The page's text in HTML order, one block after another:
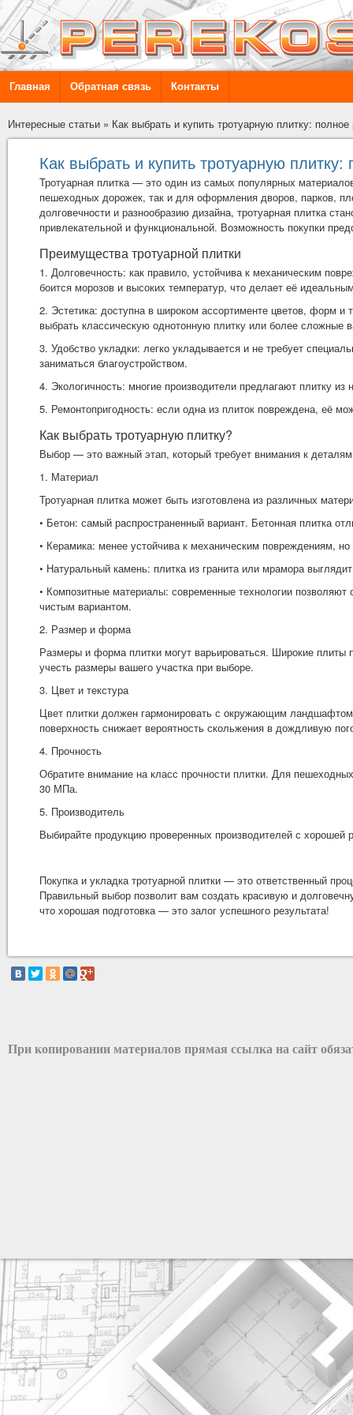
Главная Обратная связь Контакты
Интересные статьи » Как выбрать и купить тротуарную плитку: полное
Как выбрать и купить тротуарную плитку:
Тротуарная плитка — это один из самых популярных
пешеходных дорожек, так и для оформления дворов, парков,
долговечности и разнообразию дизайна, тротуарная плитка
привлекательной и функциональной. Возможность покупки
Преимущества тротуарной плитки
1. Долговечность: как правило, устойчива к механическим
боится морозов и высоких температур, что делает её
2. Эстетика: доступна в широком ассортименте цветов, форм и
выбрать классическую однотонную плитку или более сложные
3. Удобство укладки: легко укладывается и не требует
заниматься благоустройством.
4. Экологичность: многие производители предлагают плитку
5. Ремонтопригодность: если одна из плиток повреждена, её
Как выбрать тротуарную плитку?
Выбор — это важный этап, который требует внимания к
1. Материал
Тротуарная плитка может быть изготовлена из различных
• Бетон: самый распространенный вариант. Бетонная плитка
• Керамика: менее устойчива к механическим повреждениям,
• Натуральный камень: плитка из гранита или мрамора
• Композитные материалы: современные технологии позволяют
чистым вариантом.
2. Размер и форма
Размеры и форма плитки могут варьироваться. Широкие
учесть размеры вашего участка при выборе.
3. Цвет и текстура
Цвет плитки должен гармонировать с окружающим
поверхность снижает вероятность скольжения в дождливую
4. Прочность
Обратите внимание на класс прочности плитки. Для
30 МПа.
5. Производитель
Выбирайте продукцию проверенных производителей с хорошей
Покупка и укладка тротуарной плитки — это ответственный
Правильный выбор позволит вам создать красивую и
что хорошая подготовка — это залог успешного результата!
При копировании материалов прямая ссылка на сайт